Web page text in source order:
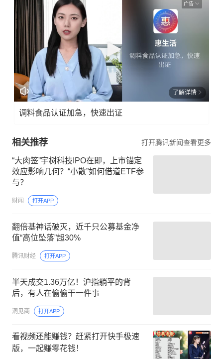
广告
了解详情
调料食品认证加急，快速出证
相关推荐 打开腾讯新闻查看更多
“大肉签”宇树科技IPO在即，上市锚定
效应影响几何？“小散”如何借道ETF参
与？
财闻 打开APP
翻倍基神话破灭，近千只公募基金净
值“高位坠落”超30%
腾讯财经 打开APP
半天成交1.36万亿！沪指躺平的背
后，有人在偷偷干一件事
洞见商 打开APP
看视频还能赚钱？赶紧打开快手极速
版，一起赚零花钱！